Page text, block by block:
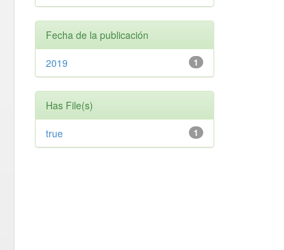
Fecha de la publicación
1
2019
Has File(s)
1
true